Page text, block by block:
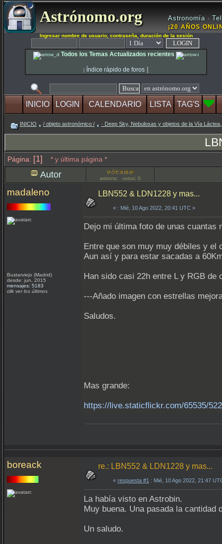
Astrónomo.org Astronomía ·
¡20 AÑOS
Ingresar nombre de usuario, contraseña, duración de la sesión
Todos los Temas Actualizados recientes
| Índice rápido de foros |
INICIO LOGIN CALENDARIO LISTA TAG'S
INICIO / objeto astronómico / · Deep Sky, Nebulosas y objetos de la Vía
Página: [1] * y última página *
Autor astrons: votos: 0
madaleno
Bustarviejo (Madrid)
desde: jun, 2015
mensajes: 5183
clik ver los últimos
LBN552 & LDN1228 y mas...
« : Mié, 10 Ago 2022, 20:41 UTC »
Dejo mi última foto de unas cuantas
Entre que son muy muy débiles y el
Aun así y para estar sacadas a
Han sido casi 22h entre L y RGB de
---Añado imagen con estrellas
Saludos.
Mas grande:
https://live.staticflickr.com/65535/
boreack re.: LBN552 & LDN1228 y mas...
« respuesta #1 : Mié, 10 Ago 2022, 21:47
La había visto en Astrobin.
Muy buena. Una pasada la
Un saludo.